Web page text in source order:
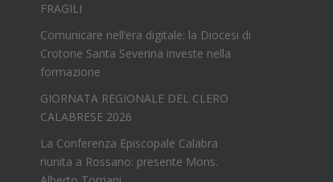
FRAGILI
Comunicare nell’era digitale: la Diocesi di
Crotone Santa Severina investe nella
formazione
GIORNATA REGIONALE DEL CLERO
CALABRESE 2026
La Conferenza Episcopale Calabra
riunita a Rossano: presente Mons.